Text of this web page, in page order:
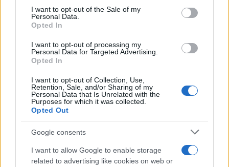
consent section.
I want to opt-out of the Sale of my
Personal Data.
Opted In
I want to opt-out of processing my
Personal Data for Targeted Advertising.
Opted In
I want to opt-out of Collection, Use,
Retention, Sale, and/or Sharing of my
Personal Data that Is Unrelated with the
Purposes for which it was collected.
Opted Out
Google consents
I want to allow Google to enable storage
related to advertising like cookies on web or
Αν τα χάσατε